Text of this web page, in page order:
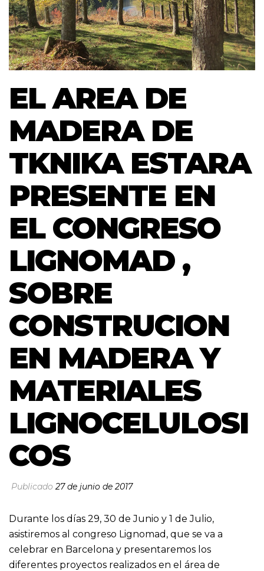
EL AREA DE
MADERA DE
TKNIKA ESTARA
PRESENTE EN
EL CONGRESO
LIGNOMAD ,
SOBRE
CONSTRUCION
EN MADERA Y
MATERIALES
LIGNOCELULOSI
COS
Publicado 27 de junio de 2017
Durante los días 29, 30 de Junio y 1 de Julio,
asistiremos al congreso Lignomad, que se va a
celebrar en Barcelona y presentaremos los
diferentes proyectos realizados en el área de